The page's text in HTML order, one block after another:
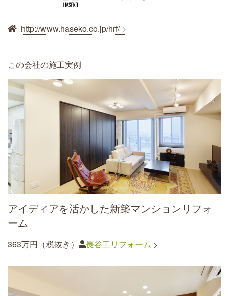
http://www.haseko.co.jp/hrf/
この会社の施工実例
アイディアを活かした新築マンションリフォ
ーム
363万円（税抜き） 長谷工リフォーム